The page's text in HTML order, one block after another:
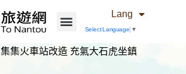
Lang
Select Language ▼
集集火車站改造 充氣大石虎坐鎮